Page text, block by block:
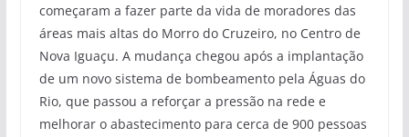
começaram a fazer parte da vida de moradores das
áreas mais altas do Morro do Cruzeiro, no Centro de
Nova Iguaçu. A mudança chegou após a implantação
de um novo sistema de bombeamento pela Águas do
Rio, que passou a reforçar a pressão na rede e
melhorar o abastecimento para cerca de 900 pessoas